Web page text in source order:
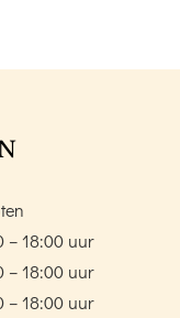
– 18:00 uur
– 18:00 uur
– 18:00 uur